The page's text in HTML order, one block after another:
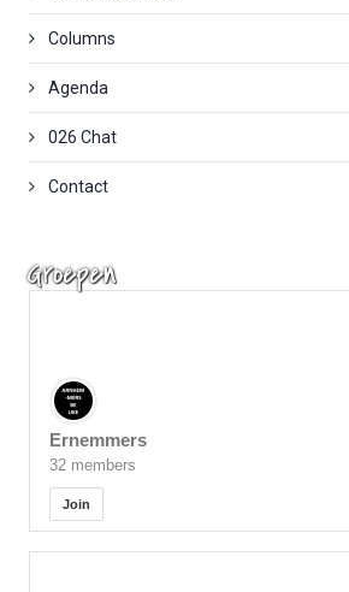
Columns
Agenda
026 Chat
Contact
Groepen
Ernemmers
32 members
Join